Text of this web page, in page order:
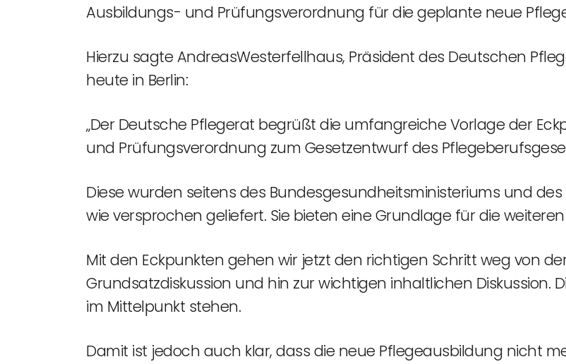
Ausbildungs- und Prüfungsverordnung für die geplante neue
Hierzu sagte AndreasWesterfellhaus, Präsident des Deutschen
heute in Berlin:
„Der Deutsche Pflegerat begrüßt die umfangreiche Vorlage der
und Prüfungsverordnung zum Gesetzentwurf des
Diese wurden seitens des Bundesgesundheitsministeriums und
wie versprochen geliefert. Sie bieten eine Grundlage für die
Mit den Eckpunkten gehen wir jetzt den richtigen Schritt weg von
Grundsatzdiskussion und hin zur wichtigen inhaltlichen Diskussion.
im Mittelpunkt stehen.
Damit ist jedoch auch klar, dass die neue Pflegeausbildung nicht